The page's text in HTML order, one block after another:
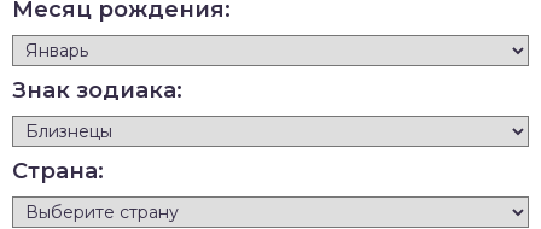
Месяц рождения:
Знак зодиака:
Страна: